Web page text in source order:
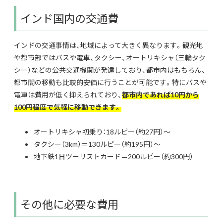
インド国内の交通費
インドの交通事情は、地域によって大きく異なります。観光地
や都市部ではバスや電車、タクシー、オートリキシャ（三輪タク
シー）などの公共交通機関が発達しており、都市内はもちろん、
都市間の移動も比較的安価に行うことが可能です。特にバスや
電車は費用が低く抑えられており、都市内であれば10円から
100円程度で気軽に移動できます。
オートリキシャ初乗り：18ルピー（約27円）～
タクシー（3km）＝130ルピー（約195円）～
地下鉄1日ツーリストカード＝200ルピー（約300円）
その他に必要な費用